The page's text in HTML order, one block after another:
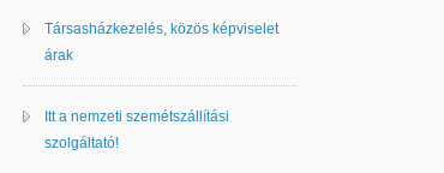
Társasházkezelés, közös képviselet
árak
Itt a nemzeti szemétszállítási
szolgáltató!